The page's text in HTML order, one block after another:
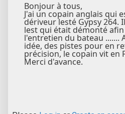
Bonjour à tous,
J'ai un copain anglais qui
dériveur lesté Gypsy 264.
lest qui était démonté
l'entretien du bateau .......
idée, des pistes pour en
précision, le copain vit en
Merci d'avance.